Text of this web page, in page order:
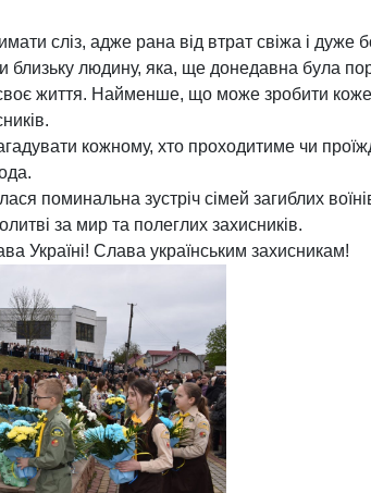
сліз, адже рана від втрат свіжа і
близьку людину, яка, ще донедавна була
своє життя. Найменше, що може зробити
кожному, хто проходитиме чи
поминальна зустріч сімей загиблих
за мир та полеглих захисників.
Україні! Слава українським захисникам!